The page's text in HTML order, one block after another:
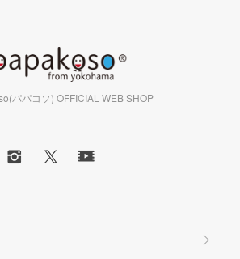
パパコソ) OFFICIAL WEB SHOP